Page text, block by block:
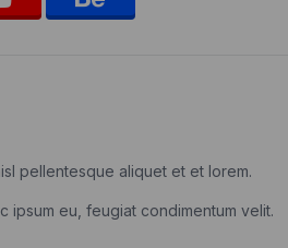
pellentesque aliquet et et lorem.
ipsum eu, feugiat condimentum velit.